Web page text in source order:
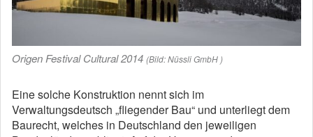
Origen Festival Cultural 2014 (Bild: Nüssli GmbH )
Eine solche Konstruktion nennt sich im
Verwaltungsdeutsch „fliegender Bau“ und unterliegt dem
Baurecht, welches in Deutschland den jeweiligen